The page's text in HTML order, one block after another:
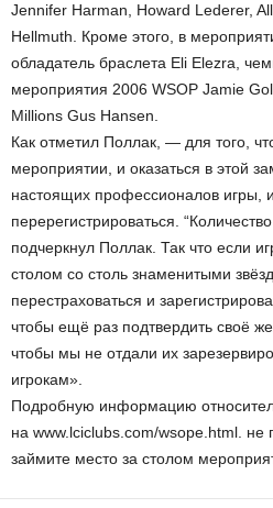
Jennifer Harman, Howard Lederer,
Hellmuth. Кроме этого, в
обладатель браслета Eli Elezra,
мероприятия 2006 WSOP Jamie
Millions Gus Hansen.
Как отметил Поллак, — для того,
мероприятии, и оказаться в этой
настоящих профессионалов игры,
перерегистрироваться.
подчеркнул Поллак. Так что если
столом со столь знаменитыми
перестраховаться и
чтобы ещё раз подтвердить своё
чтобы мы не отдали их
игрокам».
Подробную информацию
на www.lciclubs.com/wsope.html. не
займите место за столом